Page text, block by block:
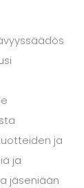
ja
ja
jäseniään